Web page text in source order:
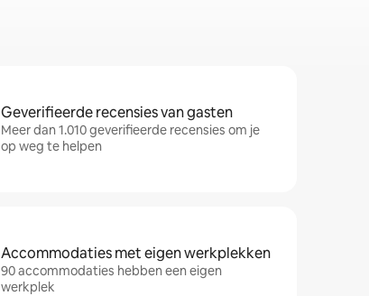
Geverifieerde recensies van gasten
Meer dan 1.010 geverifieerde recensies om je
op weg te helpen
Accommodaties met eigen werkplekken
90 accommodaties hebben een eigen
werkplek